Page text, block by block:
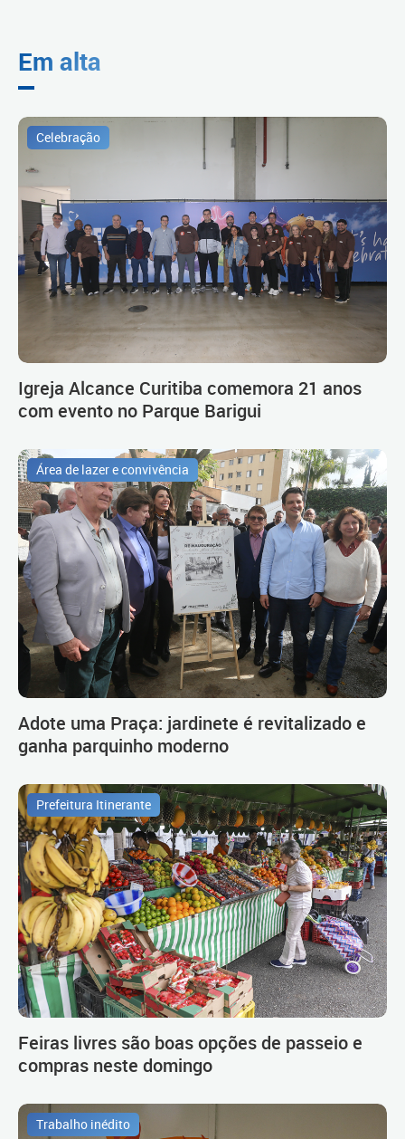
Em alta
Celebração
Igreja Alcance Curitiba comemora 21 anos
com evento no Parque Barigui
Área de lazer e convivência
Adote uma Praça: jardinete é revitalizado e
ganha parquinho moderno
Prefeitura Itinerante
Feiras livres são boas opções de passeio e
compras neste domingo
Trabalho inédito